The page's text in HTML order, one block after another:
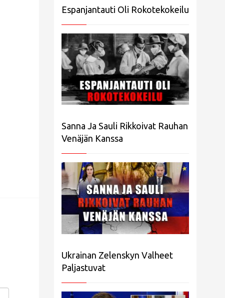
Espanjantauti Oli Rokotekokeilu
Sanna Ja Sauli Rikkoivat Rauhan
Venäjän Kanssa
Ukrainan Zelenskyn Valheet
Paljastuvat